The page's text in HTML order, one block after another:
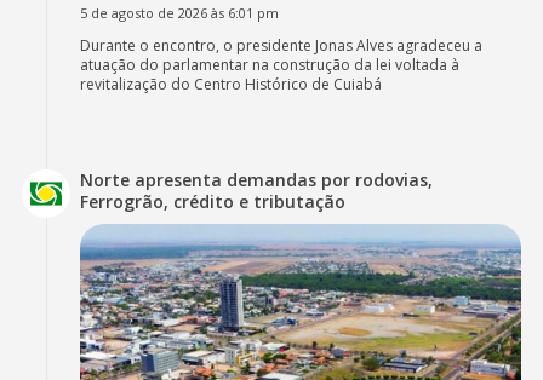
5 de agosto de 2026 às 6:01 pm
Durante o encontro, o presidente Jonas Alves agradeceu a
atuação do parlamentar na construção da lei voltada à
revitalização do Centro Histórico de Cuiabá
Norte apresenta demandas por rodovias,
Ferrogrão, crédito e tributação